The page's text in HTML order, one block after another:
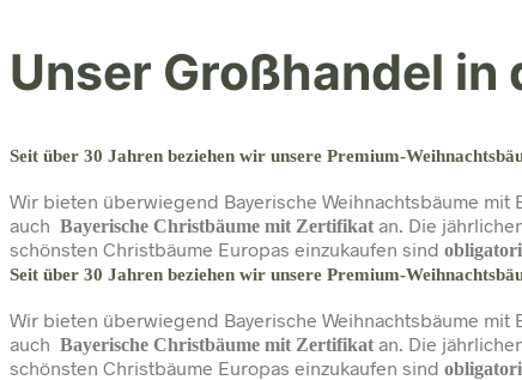
Unser Großhandel in
Seit über 30 Jahren beziehen wir unsere Premium-
Wir bieten überwiegend Bayerische Weihnachtsbäume mit
auch Bayerische Christbäume mit Zertifikat an. Die
schönsten Christbäume Europas einzukaufen sind
Seit über 30 Jahren beziehen wir unsere Premium-
Wir bieten überwiegend Bayerische Weihnachtsbäume mit
auch Bayerische Christbäume mit Zertifikat an. Die
schönsten Christbäume Europas einzukaufen sind